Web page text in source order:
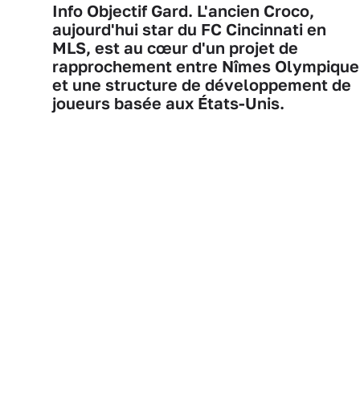
Info Objectif Gard. L'ancien Croco,
aujourd'hui star du FC Cincinnati en
MLS, est au cœur d'un projet de
rapprochement entre Nîmes Olympique
et une structure de développement de
joueurs basée aux États-Unis.